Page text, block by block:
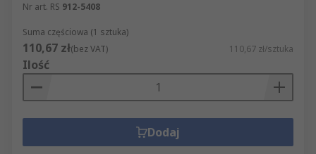
Nr art. RS 912-5408
Suma częściowa (1 sztuka)
110,67 zł(bez VAT) 110,67 zł/sztuka
Ilość
Dodaj